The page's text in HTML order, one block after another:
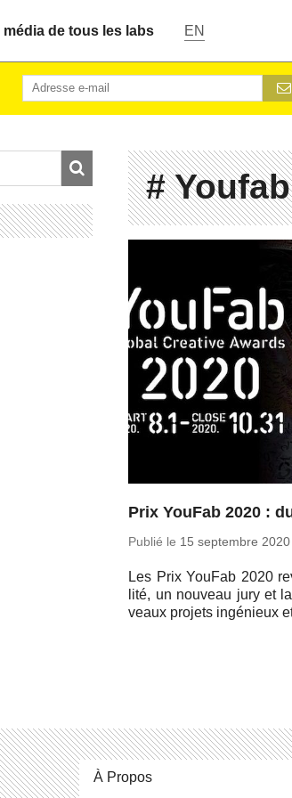
média de tous les labs EN
# Youfab
Prix YouFab 2020 :
Publié le 15 sep­tembre 2020
Les Prix YouFab 2020
lité, un nouveau jury et
veaux projets in­gé­nieux
À Propos